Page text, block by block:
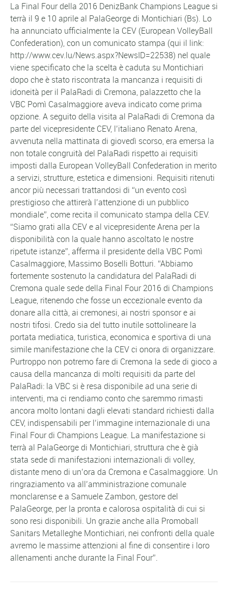
La Final Four della 2016 DenizBank Champions League si
terrà il 9 e 10 aprile al PalaGeorge di Montichiari (Bs). Lo
ha annunciato ufficialmente la CEV (European VolleyBall
Confederation), con un comunicato stampa (qui il link:
http://www.cev.lu/News.aspx?NewsID=22538) nel quale
viene specificato che la scelta è caduta su Montichiari
dopo che è stato riscontrata la mancanza i requisiti di
idoneità per il PalaRadi di Cremona, palazzetto che la
VBC Pomì Casalmaggiore aveva indicato come prima
opzione. A seguito della visita al PalaRadi di Cremona da
parte del vicepresidente CEV, l’italiano Renato Arena,
avvenuta nella mattinata di giovedì scorso, era emersa la
non totale congruità del PalaRadi rispetto ai requisiti
imposti dalla European VolleyBall Confederation in merito
a servizi, strutture, estetica e dimensioni. Requisiti ritenuti
ancor più necessari trattandosi di “un evento così
prestigioso che attirerà l’attenzione di un pubblico
mondiale”, come recita il comunicato stampa della CEV.
“Siamo grati alla CEV e al vicepresidente Arena per la
disponibilità con la quale hanno ascoltato le nostre
ripetute istanze”, afferma il presidente della VBC Pomì
Casalmaggiore, Massimo Boselli Botturi. “Abbiamo
fortemente sostenuto la candidatura del PalaRadi di
Cremona quale sede della Final Four 2016 di Champions
League, ritenendo che fosse un eccezionale evento da
donare alla città, ai cremonesi, ai nostri sponsor e ai
nostri tifosi. Credo sia del tutto inutile sottolineare la
portata mediatica, turistica, economica e sportiva di una
simile manifestazione che la CEV ci onora di organizzare.
Purtroppo non potremo fare di Cremona la sede di gioco a
causa della mancanza di molti requisiti da parte del
PalaRadi: la VBC si è resa disponibile ad una serie di
interventi, ma ci rendiamo conto che saremmo rimasti
ancora molto lontani dagli elevati standard richiesti dalla
CEV, indispensabili per l’immagine internazionale di una
Final Four di Champions League. La manifestazione si
terrà al PalaGeorge di Montichiari, struttura che è già
stata sede di manifestazioni internazionali di volley,
distante meno di un’ora da Cremona e Casalmaggiore. Un
ringraziamento va all’amministrazione comunale
monclarense e a Samuele Zambon, gestore del
PalaGeorge, per la pronta e calorosa ospitalità di cui si
sono resi disponibili. Un grazie anche alla Promoball
Sanitars Metalleghe Montichiari, nei confronti della quale
avremo le massime attenzioni al fine di consentire i loro
allenamenti anche durante la Final Four”.